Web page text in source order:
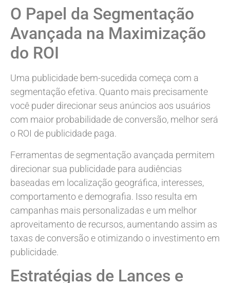
O Papel da Segmentação
Avançada na Maximização
do ROI
Uma publicidade bem-sucedida começa com a
segmentação efetiva. Quanto mais precisamente
você puder direcionar seus anúncios aos usuários
com maior probabilidade de conversão, melhor será
o ROI de publicidade paga.
Ferramentas de segmentação avançada permitem
direcionar sua publicidade para audiências
baseadas em localização geográfica, interesses,
comportamento e demografia. Isso resulta em
campanhas mais personalizadas e um melhor
aproveitamento de recursos, aumentando assim as
taxas de conversão e otimizando o investimento em
publicidade.
Estratégias de Lances e